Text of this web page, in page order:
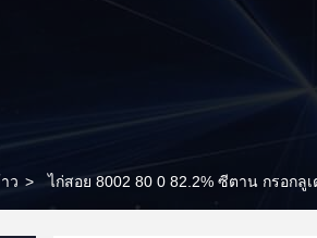
ว > ไก่สอย 8002 80 0 82.2% ซีตาน กรอกลู